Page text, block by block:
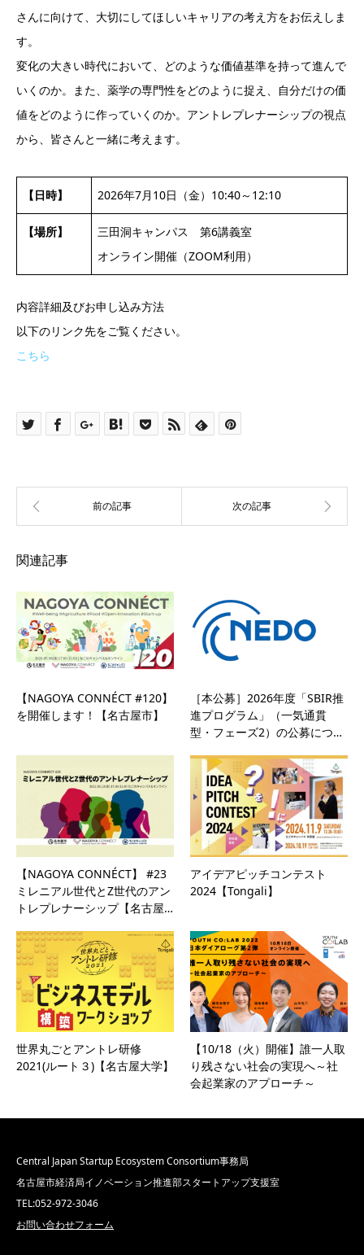
さんに向けて、大切にしてほしいキャリアの考え方をお伝えしま
す。
変化の大きい時代において、どのような価値基準を持って進んで
いくのか。また、薬学の専門性をどのように捉え、自分だけの価
値をどのように作っていくのか。アントレプレナーシップの視点
から、皆さんと一緒に考えます。
【日時】 2026年7月10日（金）10:40～12:10
【場所】
三田洞キャンパス 第6講義室
オンライン開催（ZOOM利用）
内容詳細及びお申し込み方法
以下のリンク先をご覧ください。
こちら
関連記事
【NAGOYA CONNÉCT #120】
を開催します！【名古屋市】
［本公募］2026年度「SBIR推
進プログラム」（一気通貫
型・フェーズ2）の公募につ…
【NAGOYA CONNÉCT】 #23
ミレニアル世代とZ世代のアン
トレプレナーシップ【名古屋…
アイデアピッチコンテスト
2024【Tongali】
世界丸ごとアントレ研修
2021(ルート３)【名古屋大学】
【10/18（火）開催】誰一人取
り残さない社会の実現へ～社
会起業家のアプローチ～
Central Japan Startup Ecosystem Consortium事務局
名古屋市経済局イノベーション推進部スタートアップ支援室
TEL:052-972-3046
お問い合わせフォーム